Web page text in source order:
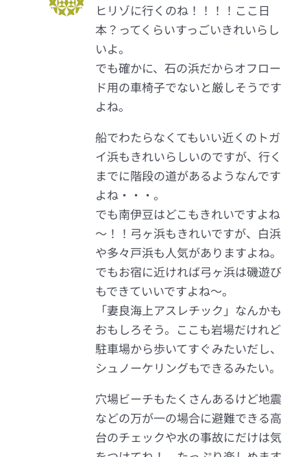
ヒリゾに行くのね！！！！ここ日
本？ってくらいすっごいきれいらし
いよ。
でも確かに、石の浜だからオフロー
ド用の車椅子でないと厳しそうです
よね。
船でわたらなくてもいい近くのトガ
イ浜もきれいらしいのですが、行く
までに階段の道があるようなんです
よね・・・。
でも南伊豆はどこもきれいですよね
～！！弓ヶ浜もきれいですが、白浜
や多々戸浜も人気がありますよね。
でもお宿に近ければ弓ヶ浜は磯遊び
もできていいですよね～。
「妻良海上アスレチック」なんかも
おもしろそう。ここも岩場だけれど
駐車場から歩いてすぐみたいだし、
シュノーケリングもできるみたい。
穴場ビーチもたくさんあるけど地震
などの万が一の場合に避難できる高
台のチェックや水の事故にだけは気